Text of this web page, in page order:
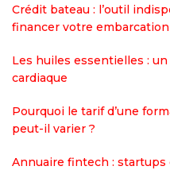
Crédit bateau : l’outil
financer votre
Les huiles essentielles :
cardiaque
Pourquoi le tarif d’une
peut-il varier ?
Annuaire fintech :